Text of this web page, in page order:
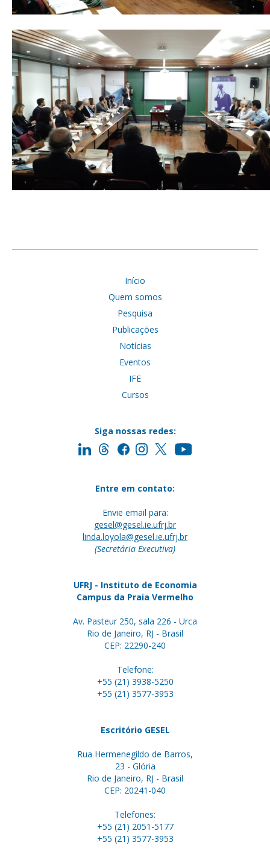
Início
Quem somos
Pesquisa
Publicações
Notícias
Eventos
IFE
Cursos
Siga nossas redes:
Entre em contato:
Envie email para:
gesel@gesel.ie.ufrj.br
linda.loyola@gesel.ie.ufrj.br
(Secretária Executiva)
UFRJ - Instituto de Economia
Campus da Praia Vermelho
Av. Pasteur 250, sala 226 - Urca
Rio de Janeiro, RJ - Brasil
CEP: 22290-240
Telefone:
+55 (21) 3938-5250
+55 (21) 3577-3953
Escritório GESEL
Rua Hermenegildo de Barros,
23 - Glória
Rio de Janeiro, RJ - Brasil
CEP: 20241-040
Telefones:
+55 (21) 2051-5177
+55 (21) 3577-3953